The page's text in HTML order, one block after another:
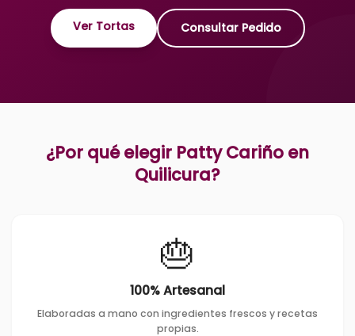
Ver Tortas Consultar Pedido
¿Por qué elegir Patty Cariño en
Quilicura?
🎂
100% Artesanal
Elaboradas a mano con ingredientes frescos y recetas
propias.